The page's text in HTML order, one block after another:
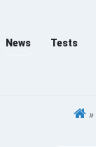
News Tests
»